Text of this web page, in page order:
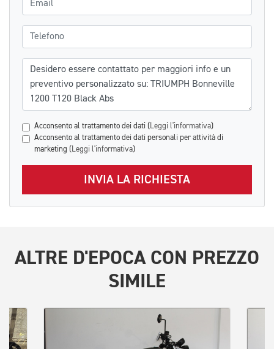
Telefono
Messaggio
Acconsento al trattamento dei dati ( Leggi l'informativa)
Acconsento al trattamento dei dati personali per attività di
marketing ( Leggi l'informativa)
INVIA LA RICHIESTA
ALTRE D'EPOCACON PREZZO
SIMILE